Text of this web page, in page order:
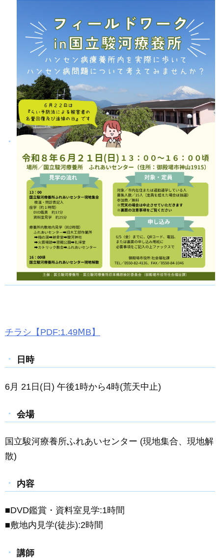
k
チラシ【PDF:1.49ⅯB】
日時
6月 21日(日) 午後1時から4時(荒天中止)
会場
国立駿河療養所ふれあいセンター (現地集合、現地解
散)
内容
■DVD鑑賞・資料室見学:1時間
■敷地内見学(徒歩):2時間
講師